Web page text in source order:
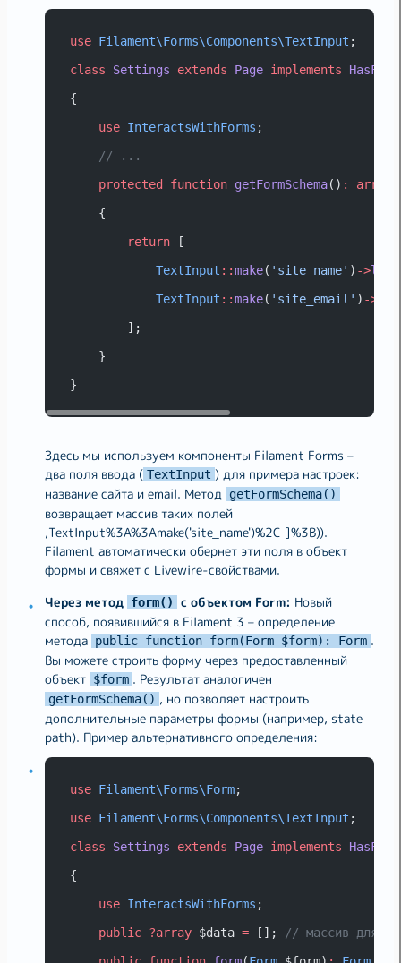
use Filament\Forms\Components\TextInput ;
class
Settings extends Page implements
{
use InteractsWithForms ;
// ...
protected
function getFormSchema() :
array
    {
return [
TextInput ::make( 'site_name' ) ->
TextInput ::make( 'site_email' ) ->
        ];
    }
}
Здесь мы используем компоненты Filament Forms –
два поля ввода ( TextInput ) для примера настроек:
название сайта и email. Метод getFormSchema()
возвращает массив таких полей
,TextInput%3A%3Amake('site_name')%2C ]%3B)).
Filament автоматически обернет эти поля в объект
формы и свяжет с Livewire-свойствами.
Через метод form() с объектом Form: Новый
способ, появившийся в Filament 3 – определение
метода public function form(Form $form): Form .
Вы можете строить форму через предоставленный
объект $form . Результат аналогичен
getFormSchema() , но позволяет настроить
дополнительные параметры формы (например, state
path). Пример альтернативного определения:
use Filament\Forms\Form;
use Filament\Forms\Components\TextInput ;
class
Settings extends Page implements
{
use InteractsWithForms ;
public ?array $data = [];
// массив для